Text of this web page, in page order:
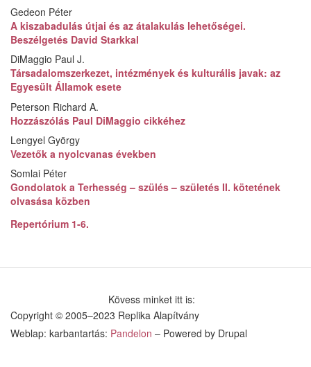
Gedeon Péter
A kiszabadulás útjai és az átalakulás lehetőségei.
Beszélgetés David Starkkal
DiMaggio Paul J.
Társadalomszerkezet, intézmények és kulturális javak: az
Egyesült Államok esete
Peterson Richard A.
Hozzászólás Paul DiMaggio cikkéhez
Lengyel György
Vezetők a nyolcvanas években
Somlai Péter
Gondolatok a Terhesség – szülés – születés II. kötetének
olvasása közben
Repertórium 1-6.
Kövess minket itt is:
Copyright © 2005–2023 Replika Alapítvány
Weblap: karbantartás: Pandelon – Powered by Drupal